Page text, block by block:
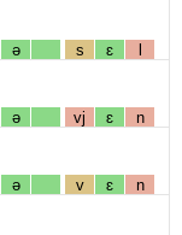
ə s ɛ l
ə vj ɛ n
ə v ɛ n